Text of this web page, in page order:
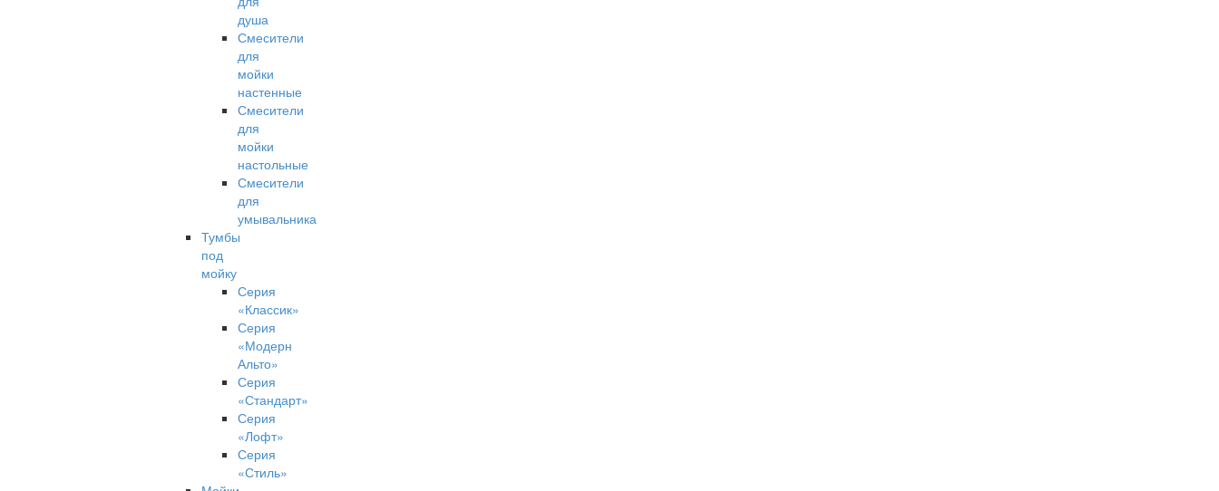
душа
Смесители
для
мойки
настенные
Смесители
для
мойки
настольные
Смесители
для
умывальника
Тумбы
под
мойку
Серия
«Классик»
Серия
«Модерн
Альто»
Серия
«Стандарт»
Серия
«Лофт»
Серия
«Стиль»